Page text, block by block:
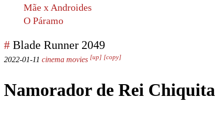
Mãe x Androides
O Páramo
# Blade Runner 2049
2022-01-11 cinema movies [up] [copy]
Namorador de Rei Chiquita